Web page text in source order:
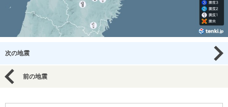
次の地震
前の地震